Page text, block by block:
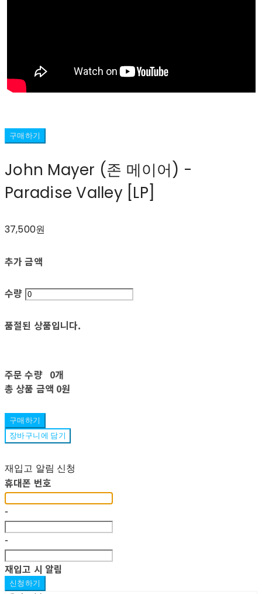
구매하기
John Mayer (존 메이어) -
Paradise Valley [LP]
37,500원
추가 금액
수량
품절된 상품입니다.
주문 수량 0개
총 상품 금액 0원
구매하기
장바구니에 담기
재입고 알림 신청
휴대폰 번호
-
-
재입고 시 알림
신청하기